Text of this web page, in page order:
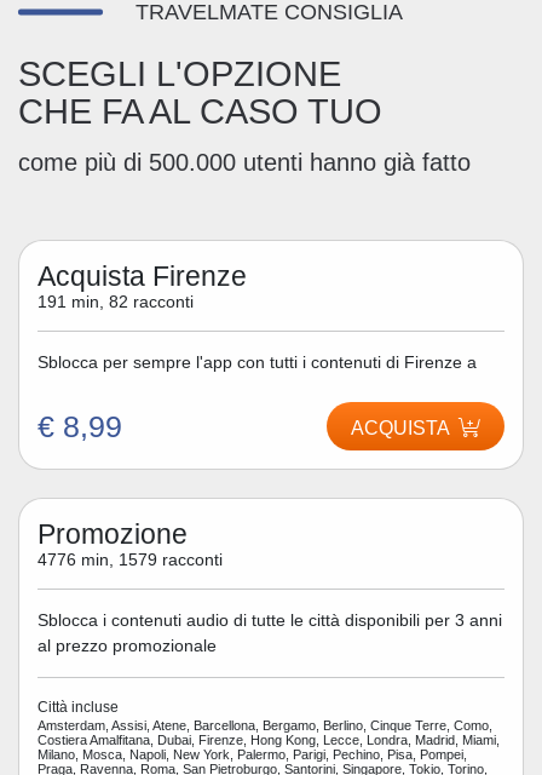
TRAVELMATE CONSIGLIA
SCEGLI L'OPZIONE
CHE FA AL CASO TUO
come più di 500.000 utenti hanno già fatto
Acquista Firenze
191 min, 82 racconti
Sblocca per sempre l'app con tutti i contenuti di Firenze a
€ 8,99 ACQUISTA
Promozione
4776 min, 1579 racconti
Sblocca i contenuti audio di tutte le città disponibili per 3 anni
al prezzo promozionale
Città incluse
Amsterdam, Assisi, Atene, Barcellona, Bergamo, Berlino, Cinque Terre, Como,
Costiera Amalfitana, Dubai, Firenze, Hong Kong, Lecce, Londra, Madrid, Miami,
Milano, Mosca, Napoli, New York, Palermo, Parigi, Pechino, Pisa, Pompei,
Praga, Ravenna, Roma, San Pietroburgo, Santorini, Singapore, Tokio, Torino,